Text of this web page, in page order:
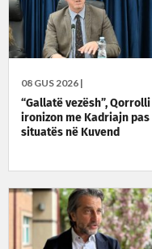
08 GUS 2026 |
“Gallatë vezësh”, Qorrolli
ironizon me Kadriajn pas
situatës në Kuvend